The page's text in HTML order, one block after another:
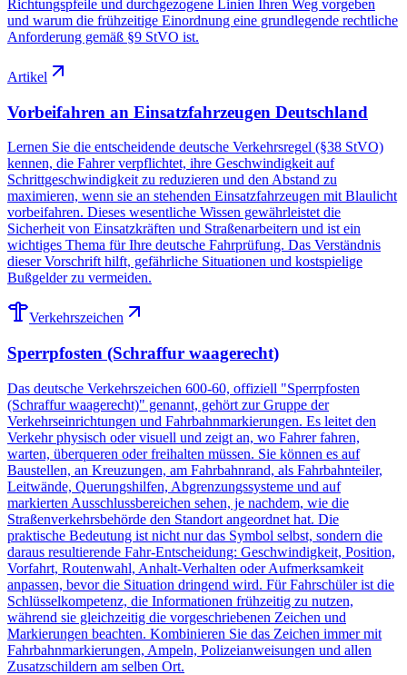
Richtungspfeile und durchgezogene Linien Ihren Weg vorgeben
und warum die frühzeitige Einordnung eine grundlegende rechtliche
Anforderung gemäß §9 StVO ist.
Artikel
Vorbeifahren an Einsatzfahrzeugen Deutschland
Lernen Sie die entscheidende deutsche Verkehrsregel (§38 StVO)
kennen, die Fahrer verpflichtet, ihre Geschwindigkeit auf
Schrittgeschwindigkeit zu reduzieren und den Abstand zu
maximieren, wenn sie an stehenden Einsatzfahrzeugen mit Blaulicht
vorbeifahren. Dieses wesentliche Wissen gewährleistet die
Sicherheit von Einsatzkräften und Straßenarbeitern und ist ein
wichtiges Thema für Ihre deutsche Fahrprüfung. Das Verständnis
dieser Vorschrift hilft, gefährliche Situationen und kostspielige
Bußgelder zu vermeiden.
Verkehrszeichen
Sperrpfosten (Schraffur waagerecht)
Das deutsche Verkehrszeichen 600-60, offiziell "Sperrpfosten
(Schraffur waagerecht)" genannt, gehört zur Gruppe der
Verkehrseinrichtungen und Fahrbahnmarkierungen. Es leitet den
Verkehr physisch oder visuell und zeigt an, wo Fahrer fahren,
warten, überqueren oder freihalten müssen. Sie können es auf
Baustellen, an Kreuzungen, am Fahrbahnrand, als Fahrbahnteiler,
Leitwände, Querungshilfen, Abgrenzungssysteme und auf
markierten Ausschlussbereichen sehen, je nachdem, wie die
Straßenverkehrsbehörde den Standort angeordnet hat. Die
praktische Bedeutung ist nicht nur das Symbol selbst, sondern die
daraus resultierende Fahr-Entscheidung: Geschwindigkeit, Position,
Vorfahrt, Routenwahl, Anhalt-Verhalten oder Aufmerksamkeit
anpassen, bevor die Situation dringend wird. Für Fahrschüler ist die
Schlüsselkompetenz, die Informationen frühzeitig zu nutzen,
während sie gleichzeitig die vorgeschriebenen Zeichen und
Markierungen beachten. Kombinieren Sie das Zeichen immer mit
Fahrbahnmarkierungen, Ampeln, Polizeianweisungen und allen
Zusatzschildern am selben Ort.